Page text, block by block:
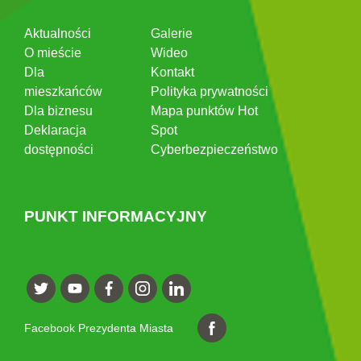
Aktualności
O mieście
Dla
mieszkańców
Dla biznesu
Deklaracja
dostępności
Galerie
Wideo
Kontakt
Polityka prywatności
Mapa punktów Hot
Spot
Cyberbezpieczeństwo
PUNKT INFORMACYJNY
Facebook Prezydenta Miasta